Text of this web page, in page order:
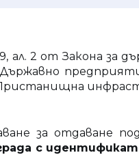
ал. 2 от Закона
отдаване под
с